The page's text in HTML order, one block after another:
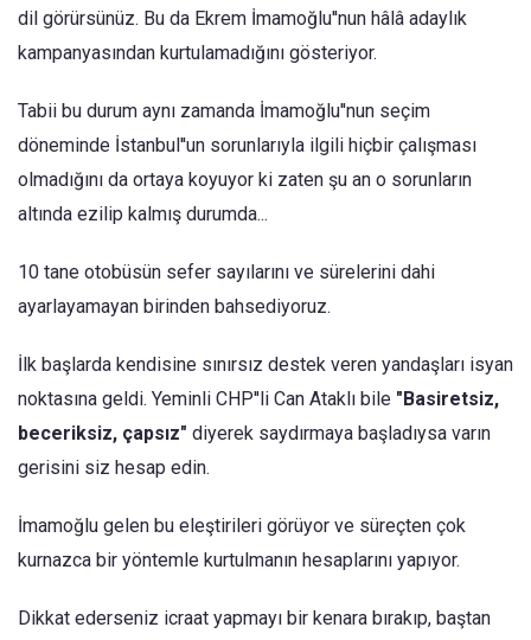
dil görürsünüz. Bu da Ekrem İmamoğlu''nun hâlâ adaylık
kampanyasından kurtulamadığını gösteriyor.
Tabii bu durum aynı zamanda İmamoğlu''nun seçim
döneminde İstanbul''un sorunlarıyla ilgili hiçbir çalışması
olmadığını da ortaya koyuyor ki zaten şu an o sorunların
altında ezilip kalmış durumda...
10 tane otobüsün sefer sayılarını ve sürelerini dahi
ayarlayamayan birinden bahsediyoruz.
İlk başlarda kendisine sınırsız destek veren yandaşları isyan
noktasına geldi. Yeminli CHP''li Can Ataklı bile "Basiretsiz,
beceriksiz, çapsız" diyerek saydırmaya başladıysa varın
gerisini siz hesap edin.
İmamoğlu gelen bu eleştirileri görüyor ve süreçten çok
kurnazca bir yöntemle kurtulmanın hesaplarını yapıyor.
Dikkat ederseniz icraat yapmayı bir kenara bırakıp, baştan